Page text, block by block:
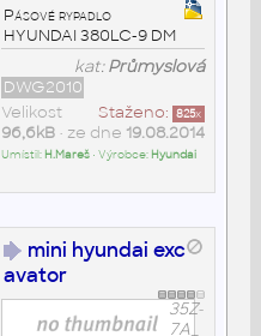
Pásové rypadlo
HYUNDAI 380LC-9 DM
kat:Průmyslová
DWG2010
Staženo: 825x
Velikost
96,6kB• ze dne 19.08.2014
Umístil: H.Mareš• Výrobce: Hyundai
mini hyundai exc
avator
35Z-
7A_